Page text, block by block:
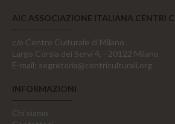
AIC ASSOCIAZIONE ITALIANA CENTRI
c/o Centro Culturale di Milano
Largo Corsia dei Servi 4, - 20122 Milano
E-mail: segreteria@centriculturali.org
INFORMAZIONI
Chi siamo